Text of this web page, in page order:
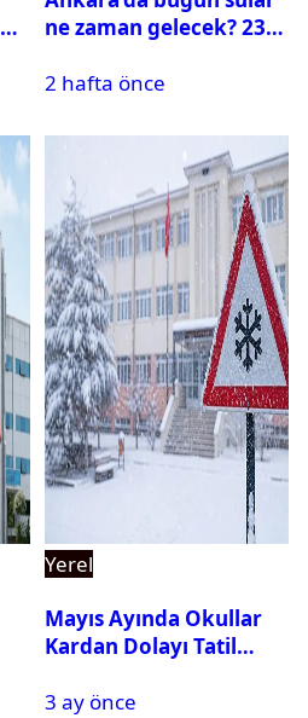
ne zaman gelecek? 23
su kesintisi sorgulama
2 hafta önce
Yerel
Mayıs Ayında Okullar
Kardan Dolayı Tatil
3 ay önce